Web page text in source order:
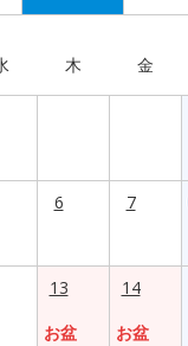
木 金
6 7
13
お盆
14
お盆